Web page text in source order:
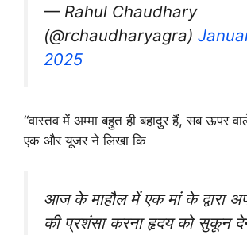
— Rahul Chaudhary
(@rchaudharyagra)
2025
“वास्तव में अम्मा बहुत ही बहादुर हैं, सब ऊपर
एक और यूजर ने लिखा कि
आज के माहौल में एक मां के द्वारा
की प्रशंसा करना हृदय को सुकून देने